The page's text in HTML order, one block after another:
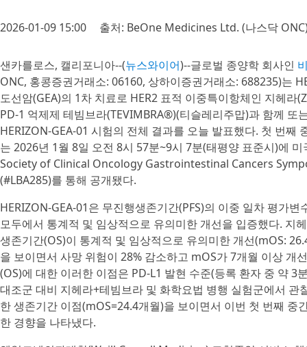
2026-01-09 15:00 출처: BeOne Medicines Ltd. (나스닥
샌카를로스, 캘리포니아--(뉴스와이어)--글로벌 종양학 회사인
ONC, 홍콩증권거래소: 06160, 상하이증권거래소: 688235)는
도선암(GEA)의 1차 치료로 HER2 표적 이중특이항체인 지헤
PD-1 억제제 테빔브라(TEVIMBRA®)(티슬레리주맙)과 함께 또
HERIZON-GEA-01 시험의 전체 결과를 오늘 발표했다. 첫 번째
는 2026년 1월 8일 오전 8시 57분~9시 7분(태평양 표준시)에
Society of Clinical Oncology Gastrointestinal Cancers
(#LBA285)를 통해 공개됐다.
HERIZON-GEA-01은 무진행생존기간(PFS)의 이중 일차 평가
모두에서 통계적 및 임상적으로 유의미한 개선을 입증했다. 지
생존기간(OS)이 통계적 및 임상적으로 유의미한 개선(mOS:
을 보이면서 사망 위험이 28% 감소하고 mOS가 7개월 이상 개
(OS)에 대한 이러한 이점은 PD-L1 발현 수준(등록 환자 중 약 3
대조군 대비 지헤라+테빔브라 및 화학요법 병행 실험군에서
한 생존기간 이점(mOS=24.4개월)을 보이면서 이번 첫 번째 중
한 경향을 나타냈다.